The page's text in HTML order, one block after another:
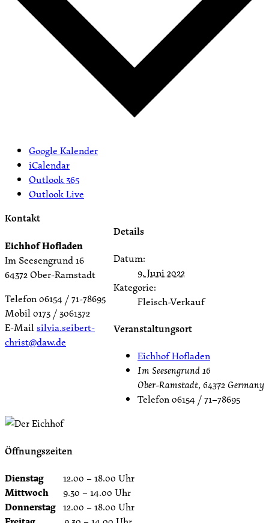
Google Kalender
iCalendar
Outlook 365
Outlook Live
Details
Datum:
9. Juni 2022
Kategorie:
Fleisch-Verkauf
Veranstaltungsort
Eichhof Hofladen
Im Seesengrund 16
Ober-Ramstadt, 64372 Germany
Telefon06154 / 71–78695
Kontakt
Eichhof Hofladen
Im Seesengrund 16
64372 Ober-Ramstadt
Telefon 06154 / 71-78695
Mobil 0173 / 3061372
E-Mailsilvia.seibert-
christ@daw.de
Öffnungszeiten
Dienstag 12.00 – 18.00 Uhr
Mittwoch 9.30 – 14.00 Uhr
Donnerstag 12.00 – 18.00 Uhr